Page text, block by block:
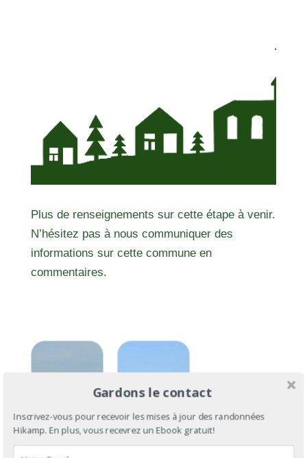
Plus de renseignements sur cette étape à venir.
N’hésitez pas à nous communiquer des
informations sur cette commune en
commentaires.
Gardons le contact
Inscrivez-vous pour recevoir les mises à jour des randonnées
Hikamp. En plus, vous recevrez un Ebook gratuit!